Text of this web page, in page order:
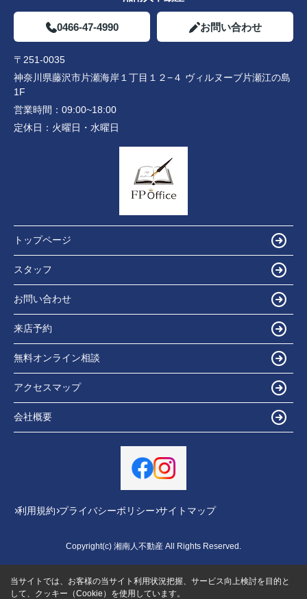
0466-47-4990 お問い合わせ
〒251-0035
神奈川県藤沢市片瀬海岸１丁目１２−４ ヴィルヌーブ片瀬江の島
1F
営業時間： 09:00~18:00
定休日： 火曜日・水曜日
トップページ
スタッフ
お問い合わせ
来店予約
無料オンライン相談
アクセスマップ
会社概要
利用規約 プライバシーポリシー サイトマップ
Copyright(c) 湘南人不動産 All Rights Reserved.
当サイトでは、お客様の当サイト利用状況把握、サービス向上検討を目的と
して、クッキー（Cookie）を使用しています。